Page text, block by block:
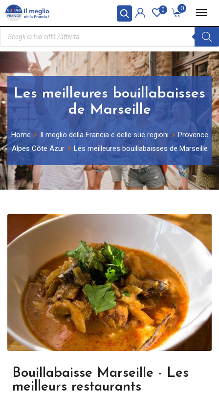
Pannello di gestione dei cookies 0
0
Les meilleures bouillabaisses
de Marseille
Home Il meglio della Francia e delle sue regioni
Provence
Alpes Côte Azur
Les meilleures bouillabaisses de Marseille
Bouillabaisse Marseille - Les
meilleurs restaurants